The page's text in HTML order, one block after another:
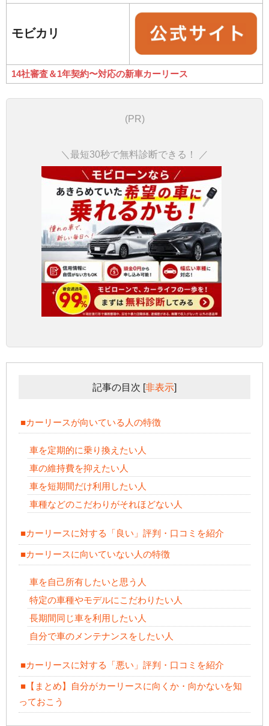
モビカリ
14社審査＆1年契約〜対応の新車カーリース
(PR)
＼最短30秒で無料診断できる！ ／
記事の目次 [非表示]
■カーリースが向いている人の特徴
車を定期的に乗り換えたい人
車の維持費を抑えたい人
車を短期間だけ利用したい人
車種などのこだわりがそれほどない人
■カーリースに対する「良い」評判・口コミを紹介
■カーリースに向いていない人の特徴
車を自己所有したいと思う人
特定の車種やモデルにこだわりたい人
長期間同じ車を利用したい人
自分で車のメンテナンスをしたい人
■カーリースに対する「悪い」評判・口コミを紹介
■【まとめ】自分がカーリースに向くか・向かないを知
っておこう